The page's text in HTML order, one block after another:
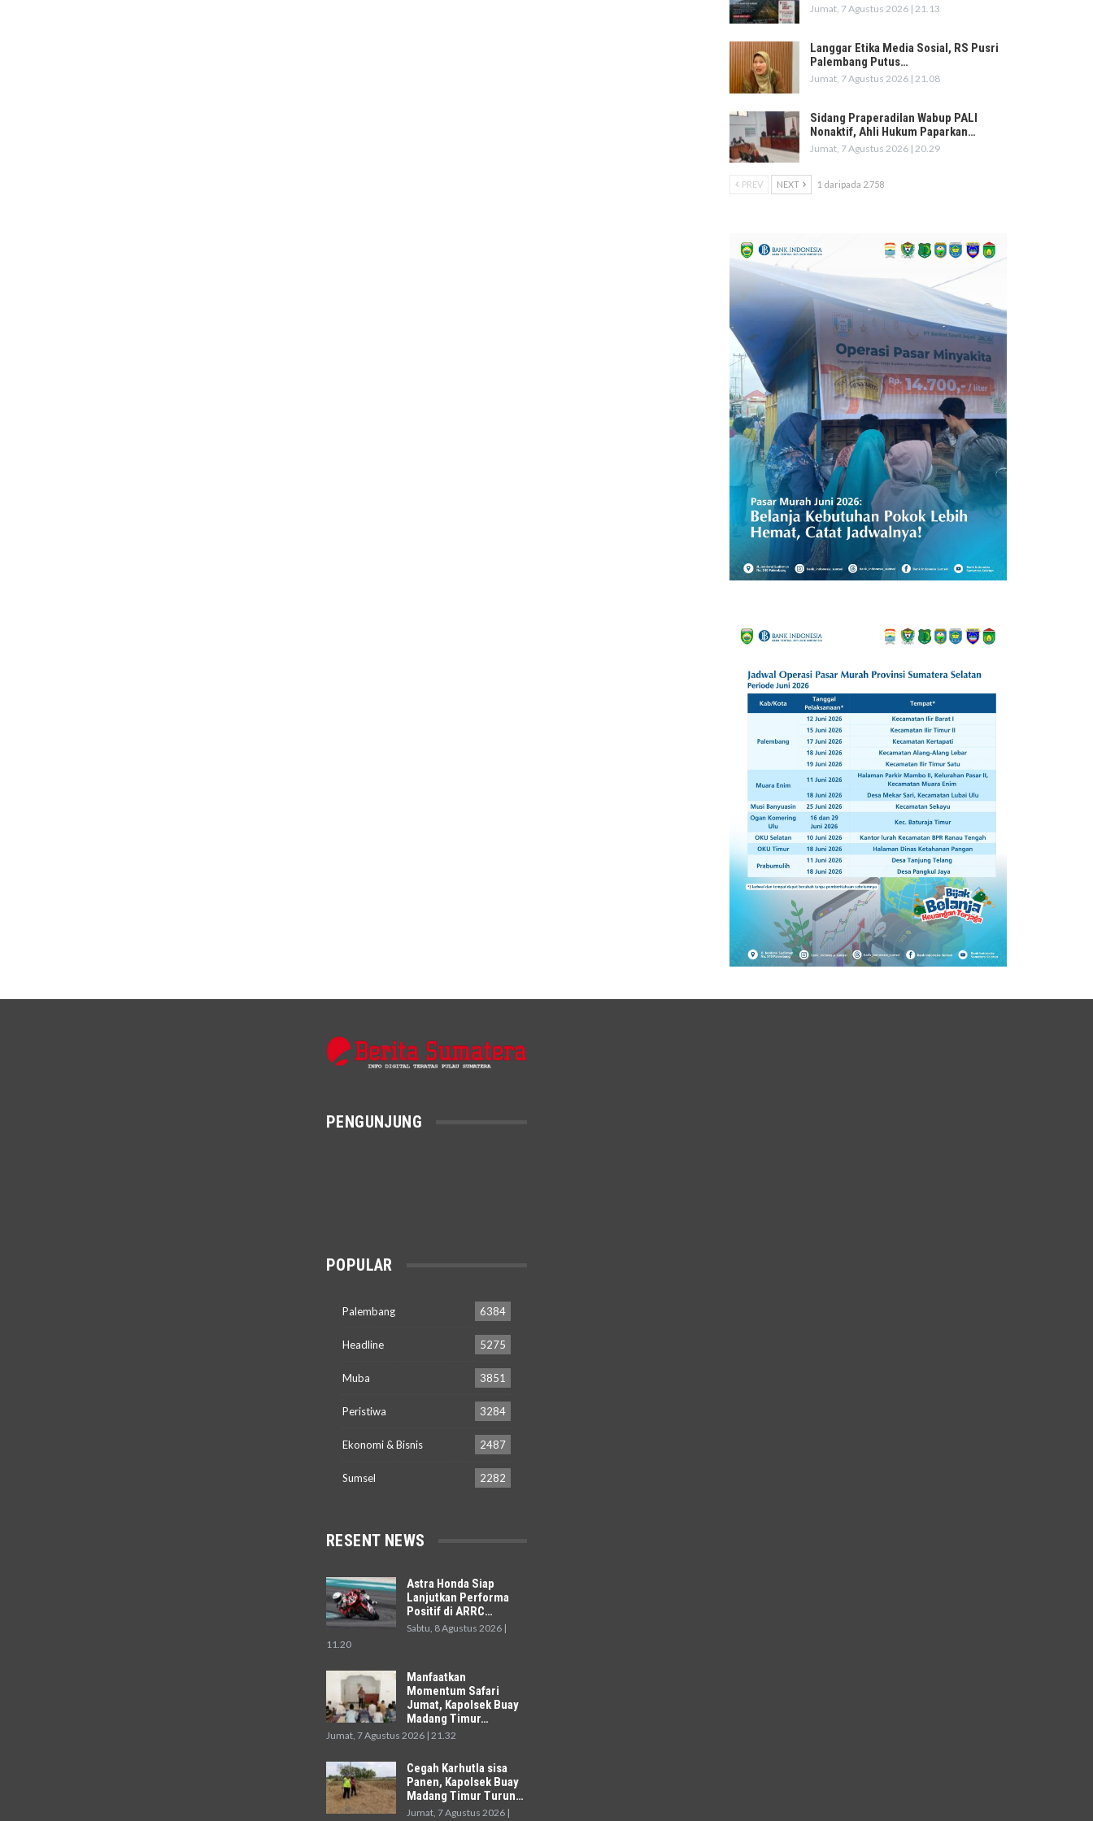
Jumat, 7 Agustus 2026 | 21.13
Langgar Etika Media Sosial, RS Pusri
Palembang Putus…
Jumat, 7 Agustus 2026 | 21.08
Sidang Praperadilan Wabup PALI
Nonaktif, Ahli Hukum Paparkan…
Jumat, 7 Agustus 2026 | 20.29
PREV NEXT 1 daripada 2.758
PENGUNJUNG
POPULAR
Palembang 6384
Headline 5275
Muba 3851
Peristiwa 3284
Ekonomi & Bisnis 2487
Sumsel 2282
RESENT NEWS
Astra Honda Siap
Lanjutkan Performa
Positif di ARRC…
Sabtu, 8 Agustus 2026 |
11.20
Manfaatkan
Momentum Safari
Jumat, Kapolsek Buay
Madang Timur…
Jumat, 7 Agustus 2026 | 21.32
Cegah Karhutla sisa
Panen, Kapolsek Buay
Madang Timur Turun…
Jumat, 7 Agustus 2026 |